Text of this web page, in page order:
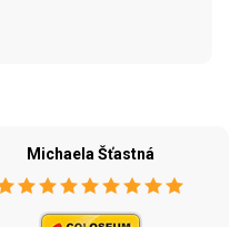
Michaela Šťastná